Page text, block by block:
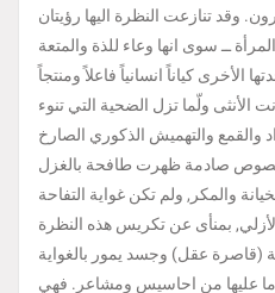
وقد تنازعت النظرة اليها رؤيتان
ــ سوى انها وعاء للذة والمتعة
الأخرى كياناً انسانياً فاعلاً ومنتجاً
الأنثى ولّما تزل الضحية التي تنوء
صادمة ظهرت طافحة بالغزل
والمكر, ولم تكن غواية التفاحة
بمنأى عن تكريس هذه النظرة
(قاصرة عقل) وجسد يمور بالغواية
وما عليها من احاسيس ومشاعر. فهي